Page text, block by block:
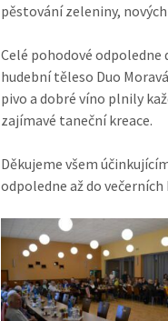
pěstování zeleniny,
Celé pohodové
hudební těleso Duo
pivo a dobré víno plnily
zajímavé taneční kreace.
Děkujeme všem
odpoledne až do